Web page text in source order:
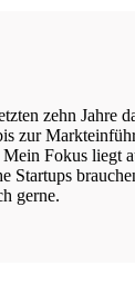
zehn Jahre
zur
Fokus liegt
Startups
gerne.